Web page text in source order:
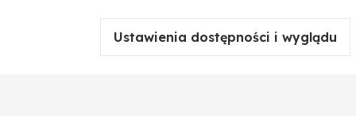
Ustawienia dostępności i wyglądu